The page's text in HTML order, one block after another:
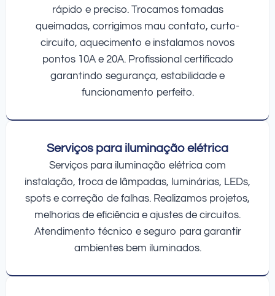
rápido e preciso. Trocamos tomadas
queimadas, corrigimos mau contato, curto-
circuito, aquecimento e instalamos novos
pontos 10A e 20A. Profissional certificado
garantindo segurança, estabilidade e
funcionamento perfeito.
Serviços para iluminação elétrica
Serviços para iluminação elétrica com
instalação, troca de lâmpadas, luminárias, LEDs,
spots e correção de falhas. Realizamos projetos,
melhorias de eficiência e ajustes de circuitos.
Atendimento técnico e seguro para garantir
ambientes bem iluminados.